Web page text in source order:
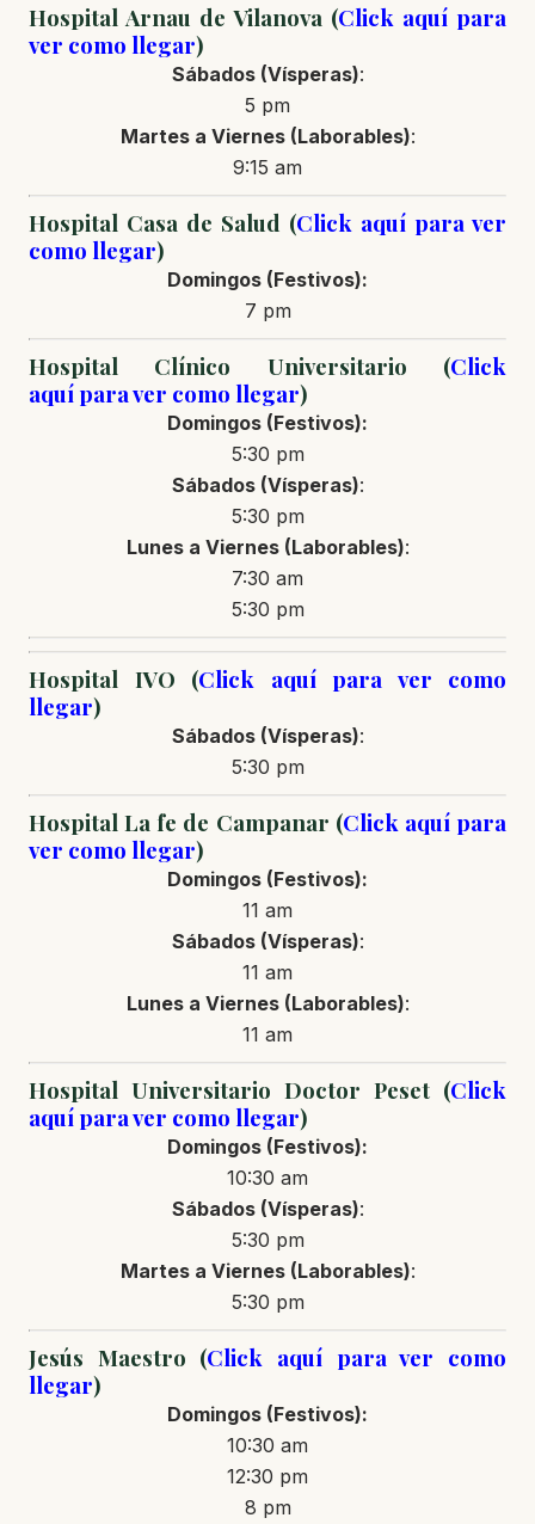
Hospital Arnau de Vilanova (Click aquí para
ver como llegar)
Sábados (Vísperas):
5 pm
Martes a Viernes (Laborables):
9:15 am
Hospital Casa de Salud (Click aquí para ver
como llegar)
Domingos (Festivos):
7 pm
Hospital Clínico Universitario (Click
aquí para ver como llegar)
Domingos (Festivos):
5:30 pm
Sábados (Vísperas):
5:30 pm
Lunes a Viernes (Laborables):
7:30 am
5:30 pm
Hospital IVO (Click aquí para ver como
llegar)
Sábados (Vísperas):
5:30 pm
Hospital La fe de Campanar (Click aquí para
ver como llegar)
Domingos (Festivos):
11 am
Sábados (Vísperas):
11 am
Lunes a Viernes (Laborables):
11 am
Hospital Universitario Doctor Peset (Click
aquí para ver como llegar)
Domingos (Festivos):
10:30 am
Sábados (Vísperas):
5:30 pm
Martes a Viernes (Laborables):
5:30 pm
Jesús Maestro (Click aquí para ver como
llegar)
Domingos (Festivos):
10:30 am
12:30 pm
8 pm